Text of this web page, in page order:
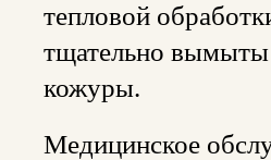
тепловой
тщательно
кожуры.
Медицинское